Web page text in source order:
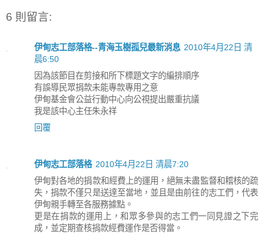
6 則留言:
伊甸志工部落格--青海玉樹孤兒最新消息 2010年4月22日 清
晨6:50
因為該節目在剪接和所下標題文字的編排順序
有誤導民眾捐款未能專款專用之意
伊甸基金會公益行動中心向公視提出嚴重抗議
我是該中心主任朱永祥
回覆
伊甸志工部落格 2010年4月22日 清晨7:20
伊甸對各地的捐款和經費上的運用，絕無未盡監督和稽核的疏
失，捐款不僅只是送達至當地，並且是由前往的志工們，代表
伊甸親手轉至各服務據點。
更是在捐款的運用上，和眾多參與的志工們一同見證之下完
成，並定期查核捐款經費運作是否得當。